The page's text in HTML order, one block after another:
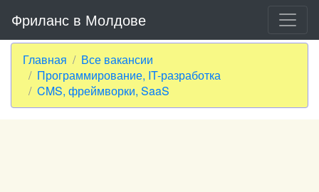
Фриланс в Молдове
Главная
Все вакансии
Программирование, IT-разработка
CMS, фреймворки, SaaS